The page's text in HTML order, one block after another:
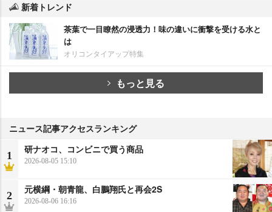
新着トレンド
茶葉で一目瞭然の浸透力！味の違いに衝撃を受ける水と
は
オリコンタイアップ特集
もっと見る
ニュース記事アクセスランキング
1
研ナオコ、コンビニで買う商品
2026-08-05 15:10
2
元横綱・朝青龍、白鵬翔氏と再会2S
2026-08-06 16:16